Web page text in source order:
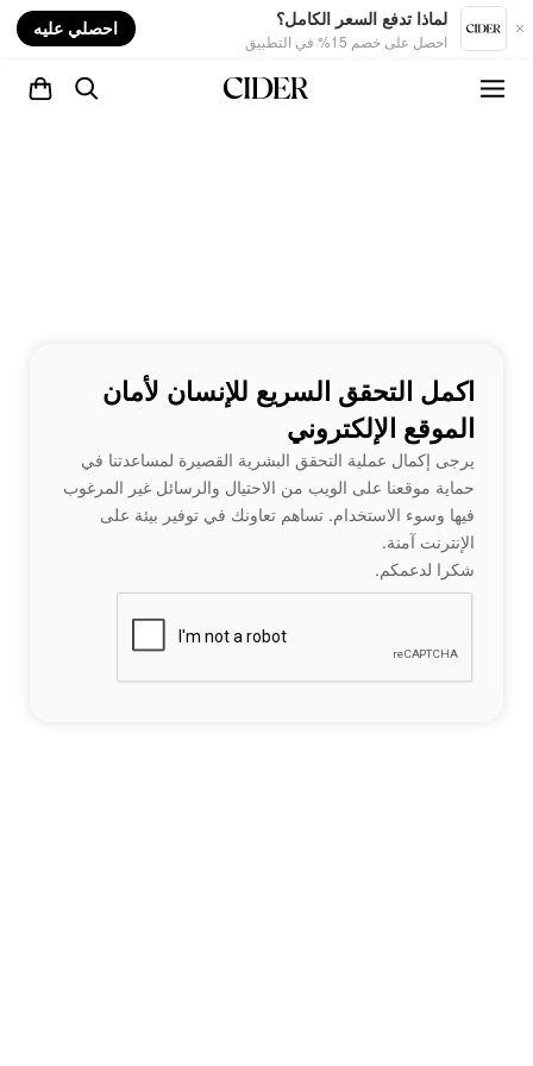
لماذا تدفع السعر الكامل؟
احصل على خصم 15% في التطبيق
احصلي عليه
اكمل التحقق السريع للإنسان لأمان
الموقع الإلكتروني
يرجى إكمال عملية التحقق البشرية القصيرة لمساعدتنا في
حماية موقعنا على الويب من الاحتيال والرسائل غير المرغوب
فيها وسوء الاستخدام. تساهم تعاونك في توفير بيئة على
الإنترنت آمنة.
شكرا لدعمكم.